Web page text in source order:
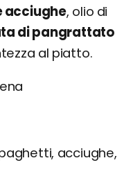
acciughe, olio di
di pangrattato
al piatto.
acciughe,